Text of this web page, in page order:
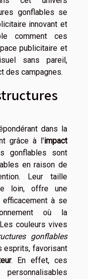
gonflables se
innovant et
comment ces
publicitaire et
sans pareil,
des campagnes.
dans la
grâce à l'impact
gonflables sont
en raison de
Leur taille
loin, offre une
à se
où la
couleurs vives
gonflables
esprits, favorisant
. En effet, ces